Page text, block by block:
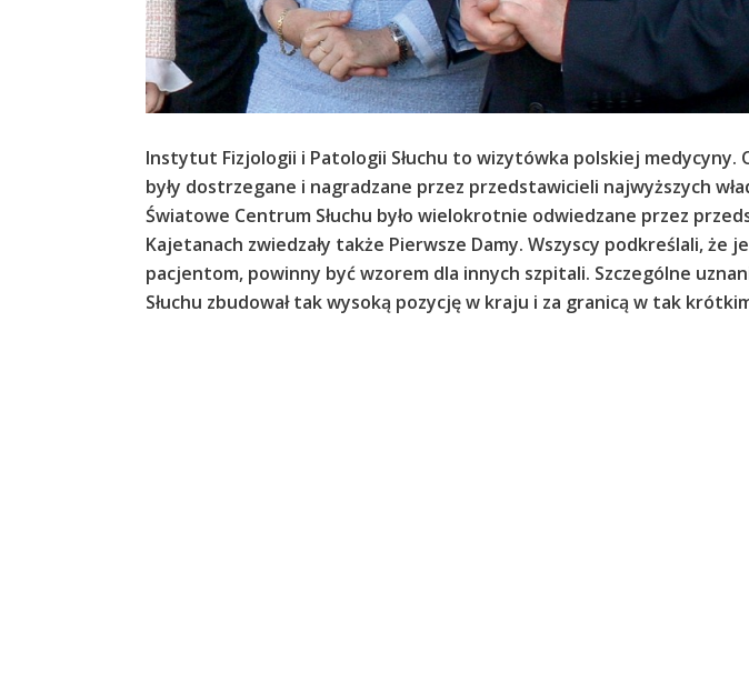
Instytut Fizjologii i Patologii Słuchu to wizytówka polskiej medycyny.
były dostrzegane i nagradzane przez przedstawicieli najwyższych
Światowe Centrum Słuchu było wielokrotnie odwiedzane przez
Kajetanach zwiedzały także Pierwsze Damy. Wszyscy podkreślali,
pacjentom, powinny być wzorem dla innych szpitali. Szczególne
Słuchu zbudował tak wysoką pozycję w kraju i za granicą w tak